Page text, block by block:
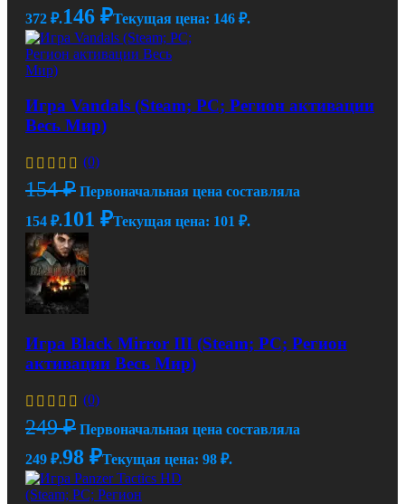
372 ₽.146 ₽Текущая цена: 146 ₽.
Игра Vandals (Steam; PC; Регион активации
Весь Мир)
(0)
154₽ Первоначальная цена составляла
154 ₽.101 ₽Текущая цена: 101 ₽.
Игра Black Mirror III (Steam; PC; Регион
активации Весь Мир)
(0)
249₽ Первоначальная цена составляла
249 ₽.98 ₽Текущая цена: 98 ₽.